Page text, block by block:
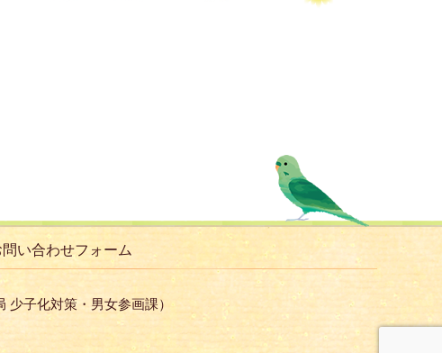
問い合わせフォーム
子化対策・男女参画課）